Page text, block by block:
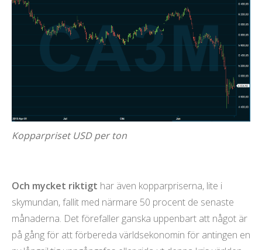
Kopparpriset USD per ton
Och mycket riktigt har även kopparpriserna, lite i
skymundan, fallit med närmare 50 procent de senaste
månaderna. Det förefaller ganska uppenbart att något är
på gång för att förbereda världsekonomin för antingen en